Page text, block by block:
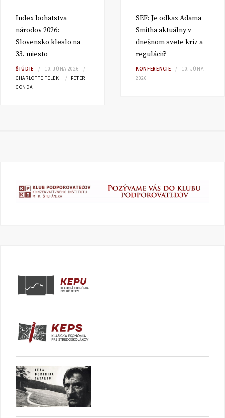
Index bohatstva
národov 2026:
Slovensko kleslo na
33. miesto
ŠTÚDIE
10. JÚNA 2026
CHARLOTTE TELEKI
PETER
GONDA
SEF: Je odkaz Adama
Smitha aktuálny v
dnešnom svete kríz a
regulácií?
KONFERENCIE
10. JÚNA
2026